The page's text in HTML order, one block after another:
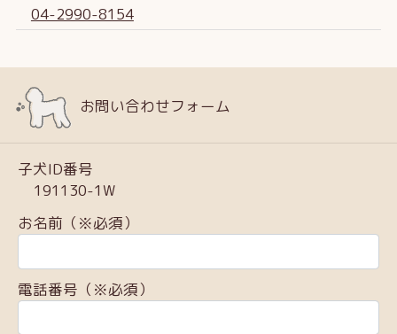
04-2990-8154
お問い合わせフォーム
子犬ID番号
191130-1W
お名前（※必須）
電話番号（※必須）